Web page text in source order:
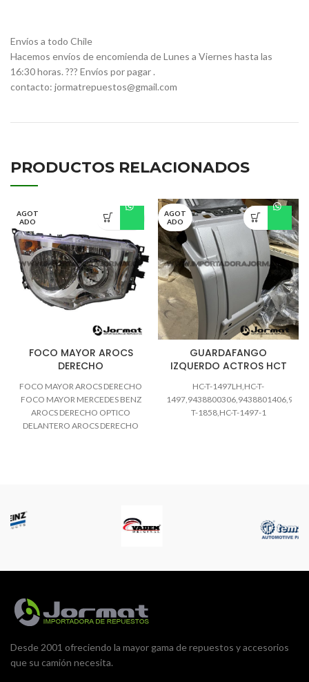
Envíos a todo Chile
Hacemos envíos de encomienda de Lunes a Viernes hasta las
16:30 horas. ??? Envíos por pagar .
contacto: jormatrepuestos@gmail.com
PRODUCTOS RELACIONADOS
AGOT
ADO
FOCO MAYOR AROCS
DERECHO
FOCO MAYOR AROCS DERECHO
FOCO MAYOR MERCEDES BENZ
AROCS DERECHO OPTICO
DELANTERO AROCS DERECHO
AGOT
ADO
GUARDAFANGO
IZQUERDO ACTROS HCT
HC-T-1497LH,HC-T-
T-1858,HC-T-1497-1
Desde 2001 ofreciendo la mayor gama de repuestos y accesorios
que su camión necesita.